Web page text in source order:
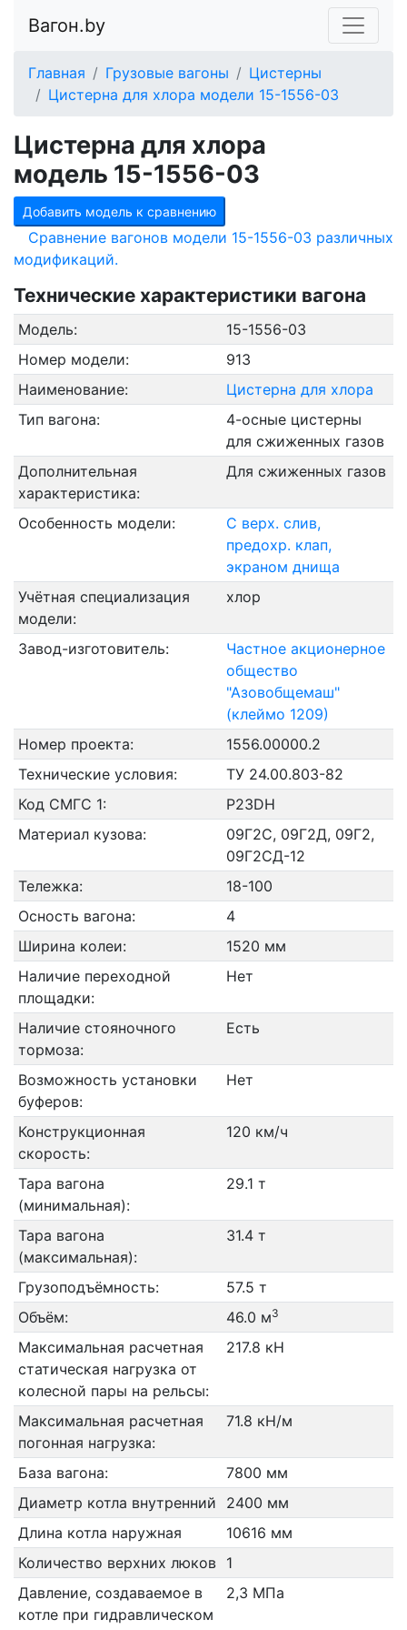
Вагон.by
Главная Грузовые вагоны
Цистерны
Цистерна для хлора модели 15-1556-03
Цистерна для хлора
модель 15-1556-03
Добавить модель к сравнению
Сравнение вагонов модели 15-1556-03 различных
модификаций.
Технические характеристики вагона
Модель:
15-1556-03
Номер модели:
913
Наименование:
Цистерна для хлора
Тип вагона:
4-осные цистерны
для сжиженных газов
Дополнительная
характеристика:
Для сжиженных газов
Особенность модели:
С верх. слив,
предохр. клап,
экраном днища
Учётная специализация
модели:
хлор
Завод-изготовитель:
Частное акционерное
общество
"Азовобщемаш"
(клеймо 1209)
Номер проекта:
1556.00000.2
Технические условия:
ТУ 24.00.803-82
Код СМГС 1:
P23DH
Материал кузова:
09Г2С, 09Г2Д, 09Г2,
09Г2СД-12
Тележка:
18-100
Осность вагона:
4
Ширина колеи:
1520 мм
Наличие переходной
площадки:
Нет
Наличие стояночного
тормоза:
Есть
Возможность установки
буферов:
Нет
Конструкционная
скорость:
120 км/ч
Тара вагона
(минимальная):
29.1 т
Тара вагона
(максимальная):
31.4 т
Грузоподъёмность:
57.5 т
Объём:
46.0 м3
Максимальная расчетная
статическая нагрузка от
колесной пары на рельсы:
217.8 кН
Максимальная расчетная
погонная нагрузка:
71.8 кН/м
База вагона:
7800 мм
Диаметр котла внутренний
2400 мм
Длина котла наружная
10616 мм
Количество верхних люков
1
Давление, создаваемое в
котле при гидравлическом
2,3 МПа